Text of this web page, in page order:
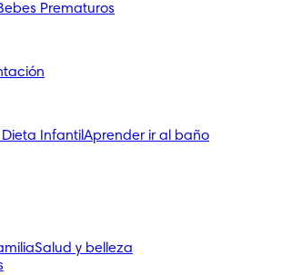
Prematuros
InfantilAprender ir al baño
Salud y belleza